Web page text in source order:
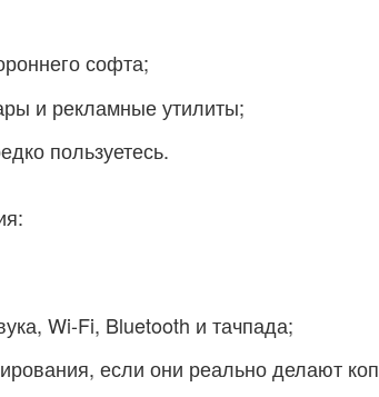
софта;
и рекламные утилиты;
пользуетесь.
Wi-Fi, Bluetooth и тачпада;
если они реально делают